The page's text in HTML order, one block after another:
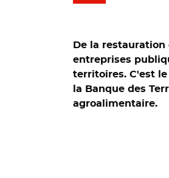
De la
entreprises
territoires. C'est
la Banque des
agroalimentaire.